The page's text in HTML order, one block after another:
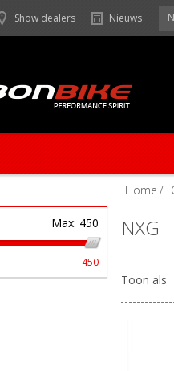
Show dealers Nieuws
Home /
NXG
Toon als
Max: 450
450